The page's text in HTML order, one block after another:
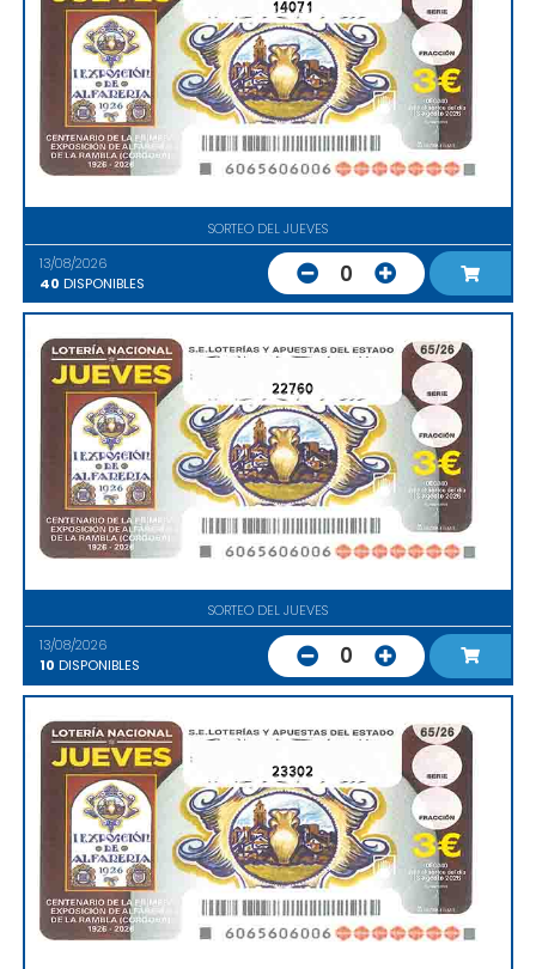
14071
SORTEO DEL JUEVES
13/08/2026
40 DISPONIBLES 0
22760
SORTEO DEL JUEVES
13/08/2026
10 DISPONIBLES 0
23302